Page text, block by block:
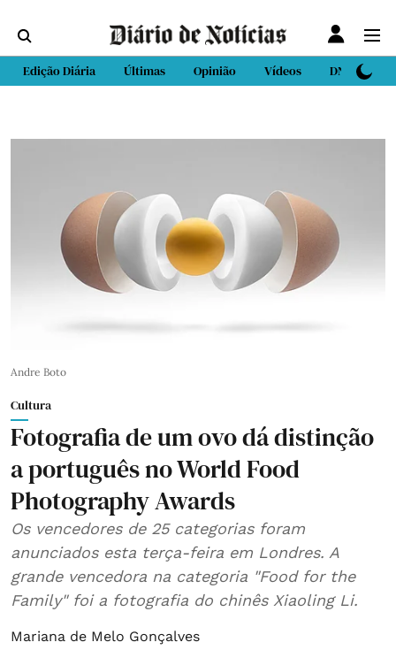
Edição Diária Últimas Opinião Vídeos DN Sport
Andre Boto
Cultura
Fotografia de um ovo dá distinção
a português no World Food
Photography Awards
Os vencedores de 25 categorias foram
anunciados esta terça-feira em Londres. A
grande vencedora na categoria "Food for the
Family" foi a fotografia do chinês Xiaoling Li.
Mariana de Melo Gonçalves